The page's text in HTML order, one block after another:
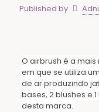
Published by
O airbrush é a
em que se utiliza
de ar produzindo
bases, 2 blushes e
desta marca.